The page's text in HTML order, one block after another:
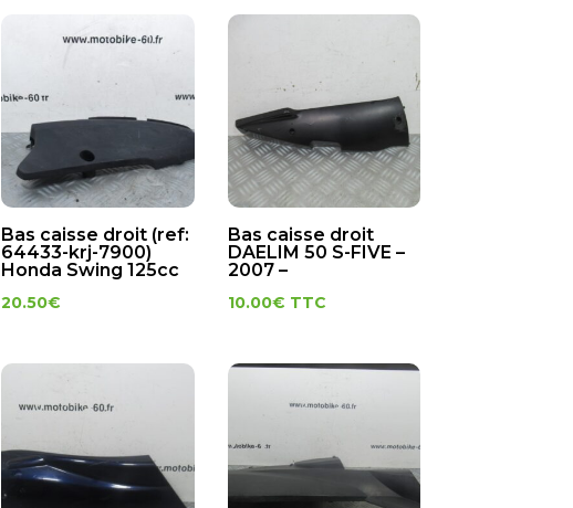
Bas caisse droit (ref:
64433-krj-7900)
Honda Swing 125cc
20.50€
Bas caisse droit
DAELIM 50 S-FIVE –
2007 –
10.00€ TTC